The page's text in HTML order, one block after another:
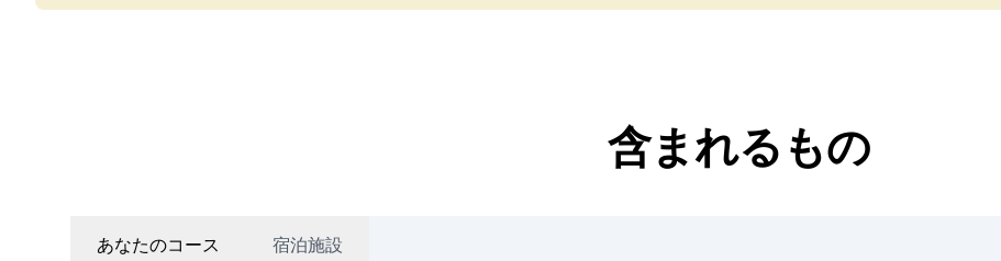
含まれるもの
あなたのコース 宿泊施設